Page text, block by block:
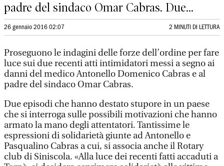
padre del sindaco Omar Cabras. Due...
26 gennaio 2016 02:07 2 MINUTI DI LETTURA
Proseguono le indagini delle forze dell’ordine per fare
luce sui due recenti atti intimidatori messi a segno ai
danni del medico Antonello Domenico Cabras e al
padre del sindaco Omar Cabras.
Due episodi che hanno destato stupore in un paese
che si interroga sulle possibili motivazioni che hanno
armato la mano degli attentatori. Tantissime le
espressioni di solidarietà giunte ad Antonello e
Pasqualino Cabras a cui, si associa anche il Rotary
club di Siniscola. «Alla luce dei recenti fatti accaduti a